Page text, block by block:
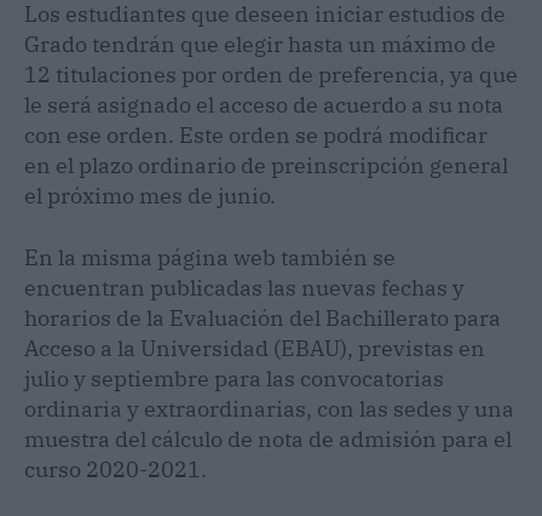
Los estudiantes que deseen iniciar estudios de
Grado tendrán que elegir hasta un máximo de
12 titulaciones por orden de preferencia, ya que
le será asignado el acceso de acuerdo a su nota
con ese orden. Este orden se podrá modificar
en el plazo ordinario de preinscripción general
el próximo mes de junio.
En la misma página web también se
encuentran publicadas las nuevas fechas y
horarios de la Evaluación del Bachillerato para
Acceso a la Universidad (EBAU), previstas en
julio y septiembre para las convocatorias
ordinaria y extraordinarias, con las sedes y una
muestra del cálculo de nota de admisión para el
curso 2020-2021.